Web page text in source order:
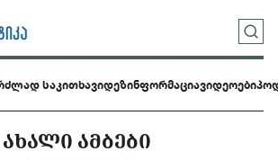
საკითხავიდეზინფორმაციავიდეოები
ᲐᲮᲐᲚᲘ ᲐᲛᲑᲔᲑᲘ